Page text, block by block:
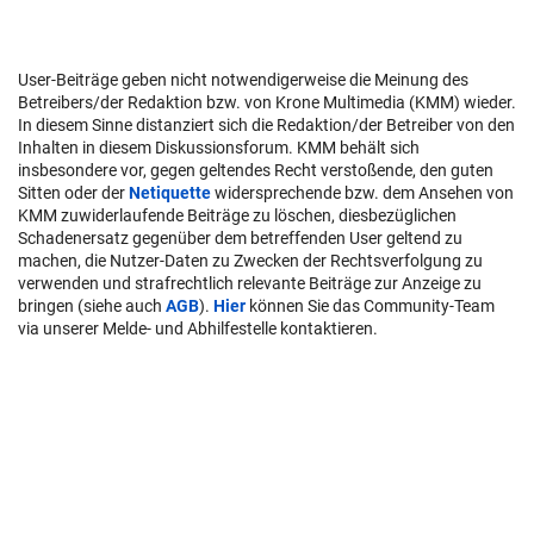
User-Beiträge geben nicht notwendigerweise die Meinung des
Betreibers/der Redaktion bzw. von Krone Multimedia (KMM) wieder.
In diesem Sinne distanziert sich die Redaktion/der Betreiber von den
Inhalten in diesem Diskussionsforum. KMM behält sich
insbesondere vor, gegen geltendes Recht verstoßende, den guten
Sitten oder derNetiquettewidersprechende bzw. dem Ansehen von
KMM zuwiderlaufende Beiträge zu löschen, diesbezüglichen
Schadenersatz gegenüber dem betreffenden User geltend zu
machen, die Nutzer-Daten zu Zwecken der Rechtsverfolgung zu
verwenden und strafrechtlich relevante Beiträge zur Anzeige zu
bringen (siehe auch AGB). Hier können Sie das Community-Team
via unserer Melde- und Abhilfestelle kontaktieren.